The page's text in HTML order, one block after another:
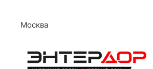
Москва